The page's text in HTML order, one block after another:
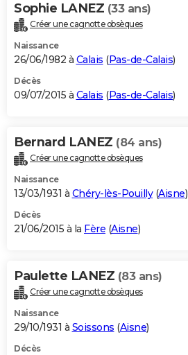
Sophie LANEZ (33 ans)
Créer une cagnotte obsèques
Naissance
26/06/1982 à Calais (Pas-de-Calais)
Décès
09/07/2015 à Calais (Pas-de-Calais)
Bernard LANEZ (84 ans)
Créer une cagnotte obsèques
Naissance
13/03/1931 à Chéry-lès-Pouilly(Aisne)
Décès
21/06/2015 à la Fère (Aisne)
Paulette LANEZ (83 ans)
Créer une cagnotte obsèques
Naissance
29/10/1931 à Soissons (Aisne)
Décès